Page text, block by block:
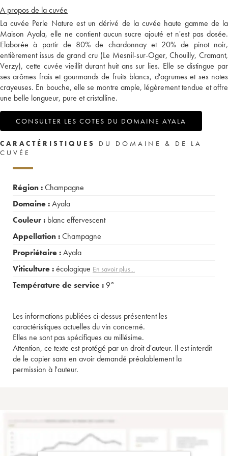
A propos de la cuvée
La cuvée Perle Nature est un dérivé de la cuvée haute gamme de la
Maison Ayala, elle ne contient aucun sucre ajouté et n'est pas dosée.
Elaborée à partir de 80% de chardonnay et 20% de pinot noir,
entièrement issus de grand cru (Le Mesnil-sur-Oger, Chouilly, Cramant,
Verzy), cette cuvée vieillit durant huit ans sur lies. Elle se distingue par
ses arômes frais et gourmands de fruits blancs, d'agrumes et ses notes
crayeuses. En bouche, elle se montre ample, légèrement tendue et offre
une belle longueur, pure et cristalline.
CONSULTER LES COTES DU DOMAINE AYALA
CARACTÉRISTIQUES
DU DOMAINE & DE LA
CUVÉE
Région :Champagne
Domaine :Ayala
Couleur : blanc effervescent
Appellation :Champagne
Propriétaire :Ayala
Viticulture :écologique En savoir plus...
Température de service : 9°
Les informations publiées ci-dessus présentent les
caractéristiques actuelles du vin concerné.
Elles ne sont pas spécifiques au millésime.
Attention, ce texte est protégé par un droit d'auteur. Il est interdit
de le copier sans en avoir demandé préalablement la
permission à l'auteur.